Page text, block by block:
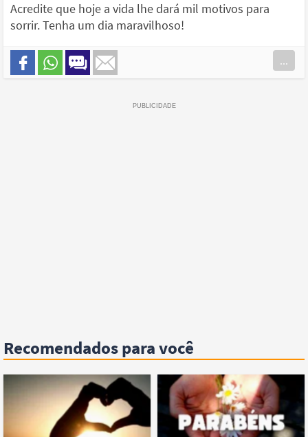
Acredite que hoje a vida lhe dará mil motivos para
sorrir. Tenha um dia maravilhoso!
...
Recomendados para você